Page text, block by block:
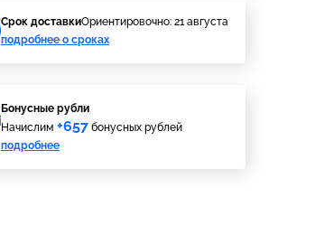
Cрок доставкиОриентировочно: 21 августа
подробнее о сроках
Бонусные рубли
Начислим +657 бонусных рублей
подробнее